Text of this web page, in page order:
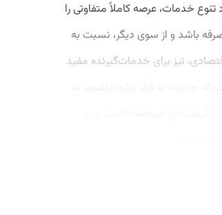
خدمات، عرصه‌ کاملاً متفاوتی را
باشد و از سوی دیگر، نسبت به
نیز برای خدمات‌گیرنده مفید